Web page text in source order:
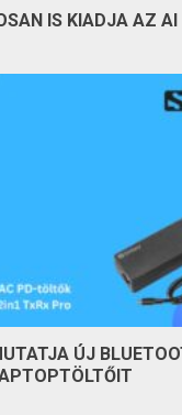
IS KIADJA AZ AI
ÚJ